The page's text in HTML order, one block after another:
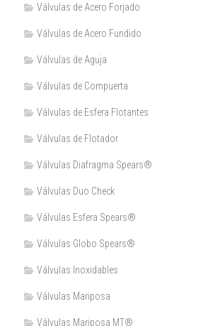
Válvulas de Acero Forjado
Válvulas de Acero Fundido
Válvulas de Aguja
Válvulas de Compuerta
Válvulas de Esfera Flotantes
Válvulas de Flotador
Válvulas Diafragma Spears®️
Válvulas Duo Check
Válvulas Esfera Spears®
Válvulas Globo Spears®
Válvulas Inoxidables
Válvulas Mariposa
Válvulas Mariposa MT®